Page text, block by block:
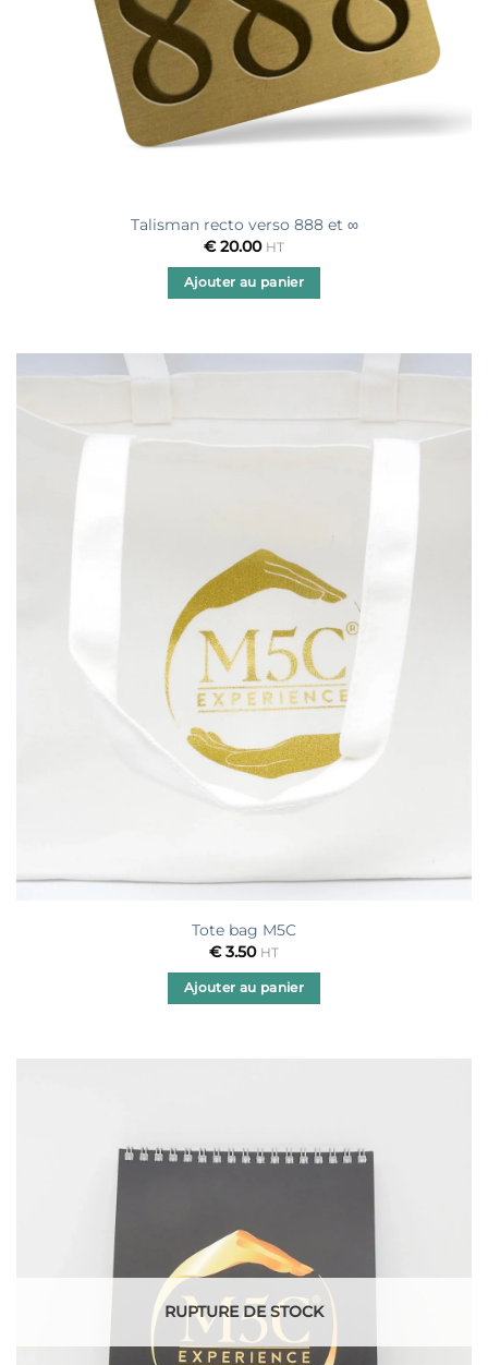
Talisman recto verso 888 et ∞
€20.00 HT
Ajouter au panier
Tote bag M5C
€3.50 HT
Ajouter au panier
RUPTURE DE STOCK